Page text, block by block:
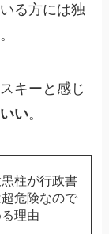
る方には独
キーと感じ
い。
黒柱が行政書
危険なので
理由